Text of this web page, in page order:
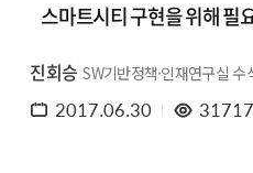
스마트시티 구현을 위해 필
진회승 SW기반정책·인재연구실 수
2017.06.30 31717